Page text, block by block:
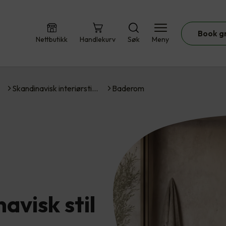
Nettbutikk Handlekurv Søk Meny
Book
Skandinavisk interiørsti… Baderom
stil